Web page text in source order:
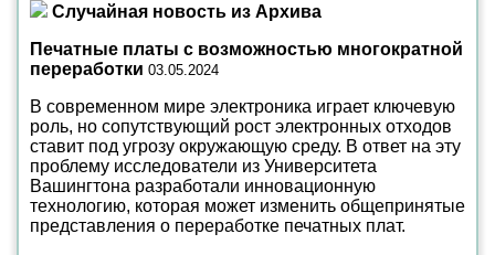
Случайная новость из Архива
Печатные платы с возможностью многократной
переработки 03.05.2024
В современном мире электроника играет ключевую
роль, но сопутствующий рост электронных отходов
ставит под угрозу окружающую среду. В ответ на эту
проблему исследователи из Университета
Вашингтона разработали инновационную
технологию, которая может изменить общепринятые
представления о переработке печатных плат.